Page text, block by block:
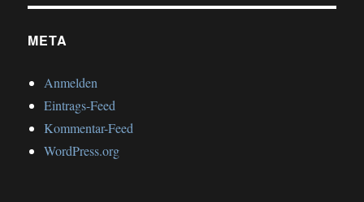
META
Anmelden
Eintrags-Feed
Kommentar-Feed
WordPress.org